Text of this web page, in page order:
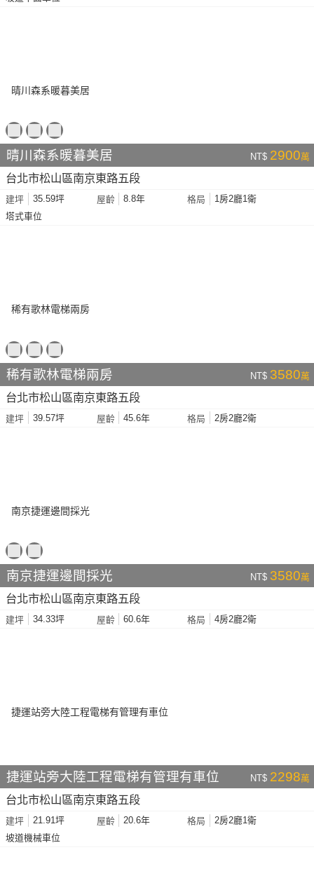
晴川森系暖暮美居 NT$ 2900萬
台北市松山區南京東路五段
建坪 35.59坪 屋齡 8.8年 格局
1房2廳1衛
塔式車位
稀有歌林電梯兩房 NT$ 3580萬
台北市松山區南京東路五段
建坪 39.57坪 屋齡 45.6年 格局 2房2廳2衛
南京捷運邊間採光 NT$ 3580萬
台北市松山區南京東路五段
建坪 34.33坪 屋齡 60.6年 格局 4房2廳2衛
捷運站旁大陸工程電梯有管理有車位 NT$ 2298萬
台北市松山區南京東路五段
建坪 21.91坪 屋齡 20.6年 格局
2房2廳1衛
坡道機械車位